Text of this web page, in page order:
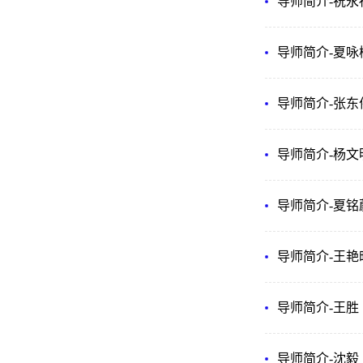
导师简介-夏咏
导师简介-张东
导师简介-杨文
导师简介-夏铭
导师简介-王艳
导师简介-王胜
导师简介-沈毅